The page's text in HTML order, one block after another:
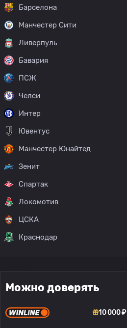
Барселона
Манчестер Сити
Ливерпуль
Бавария
ПСЖ
Челси
Интер
Ювентус
Манчестер Юнайтед
Зенит
Спартак
Локомотив
ЦСКА
Краснодар
Можно доверять
10 000 ₽